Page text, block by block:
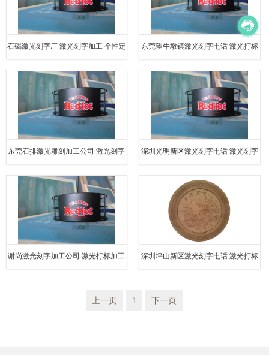
石碣激光刻字厂 激光刻字加工 个性定
制
东莞望牛墩镇激光刻字电话 激光打标
加工 尺寸精准
东莞石排激光雕刻加工公司 激光刻字 深圳光明新区激光刻字电话 激光刻字
谢岗激光刻字加工公司 激光打标加工 深圳坪山新区激光刻字电话 激光打标
上一页 1 下一页